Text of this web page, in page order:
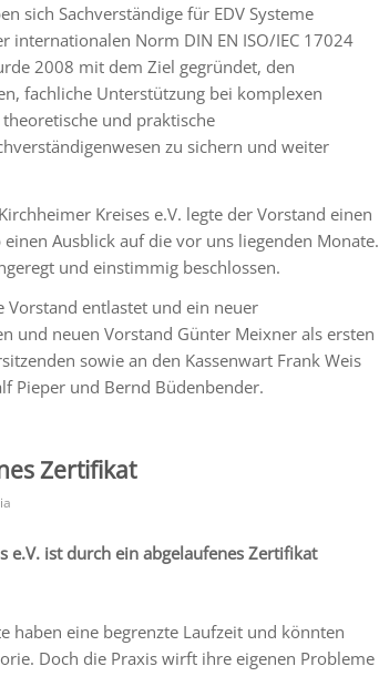
sich Sachverständige für EDV Systeme
internationalen Norm DIN EN ISO/IEC 17024
2008 mit dem Ziel gegründet, den
fachliche Unterstützung bei komplexen
und praktische
zu sichern und weiter
Kreises e.V. legte der Vorstand einen
Ausblick auf die vor uns liegenden Monate.
und einstimmig beschlossen.
Vorstand entlastet und ein neuer
und neuen Vorstand Günter Meixner als ersten
sowie an den Kassenwart Frank Weis
Pieper und Bernd Büdenbender.
Zertifikat
e.V. ist durch ein abgelaufenes Zertifikat
haben eine begrenzte Laufzeit und könnten
Doch die Praxis wirft ihre eigenen Probleme